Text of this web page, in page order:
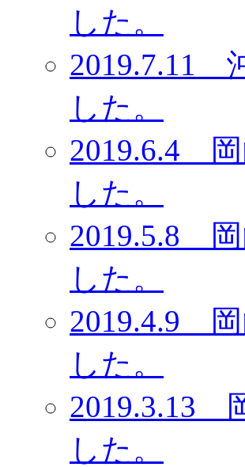
した。
2019.7.11
した。
2019.6.4 岡
した。
2019.5.8 岡
した。
2019.4.9 岡
した。
2019.3.13
した。